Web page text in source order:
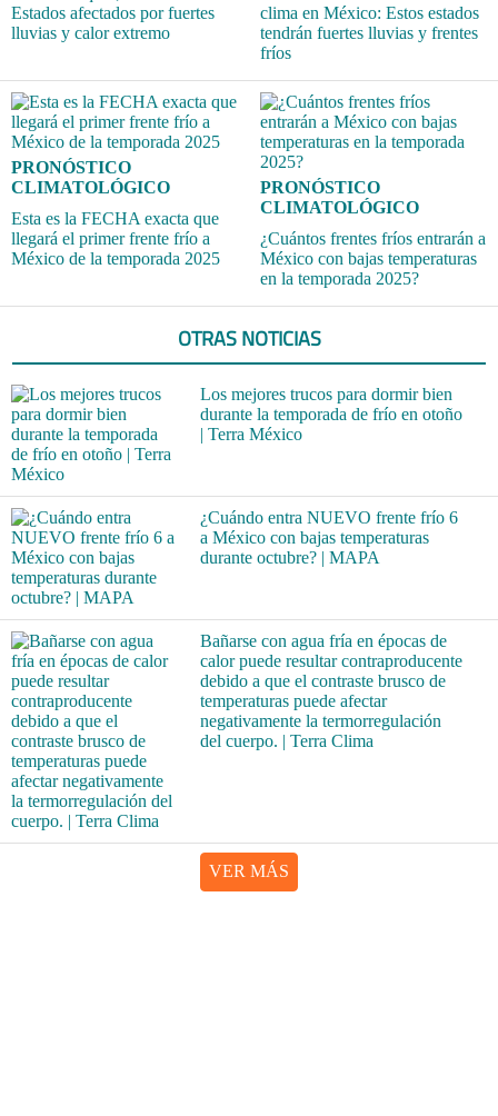
Estados afectados por fuertes
lluvias y calor extremo
clima en México: Estos estados
tendrán fuertes lluvias y frentes
fríos
PRONÓSTICO
CLIMATOLÓGICO
Esta es la FECHA exacta que
llegará el primer frente frío a
México de la temporada 2025
PRONÓSTICO
CLIMATOLÓGICO
¿Cuántos frentes fríos entrarán a
México con bajas temperaturas
en la temporada 2025?
OTRAS NOTICIAS
Los mejores trucos para dormir bien
durante la temporada de frío en otoño
| Terra México
¿Cuándo entra NUEVO frente frío 6
a México con bajas temperaturas
durante octubre? | MAPA
Bañarse con agua fría en épocas de
calor puede resultar contraproducente
debido a que el contraste brusco de
temperaturas puede afectar
negativamente la termorregulación
del cuerpo. | Terra Clima
VER MÁS